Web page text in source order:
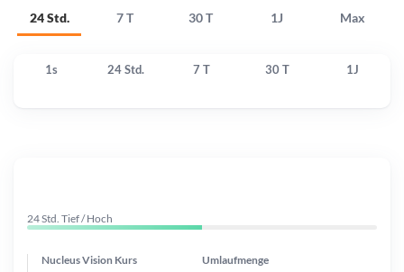
24 Std. 7 T 30 T 1J Max
1s 24 Std. 7 T 30 T 1J
24 Std. Tief / Hoch
Nucleus Vision Kurs Umlaufmenge